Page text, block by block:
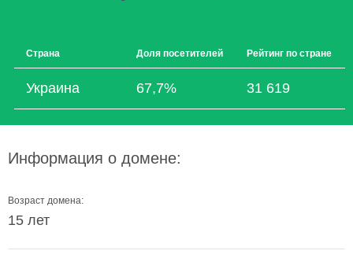
Страна Доля посетителей Рейтинг по стране
Украина 67,7% 31 619
Информация о домене:
Возраст домена:
15 лет